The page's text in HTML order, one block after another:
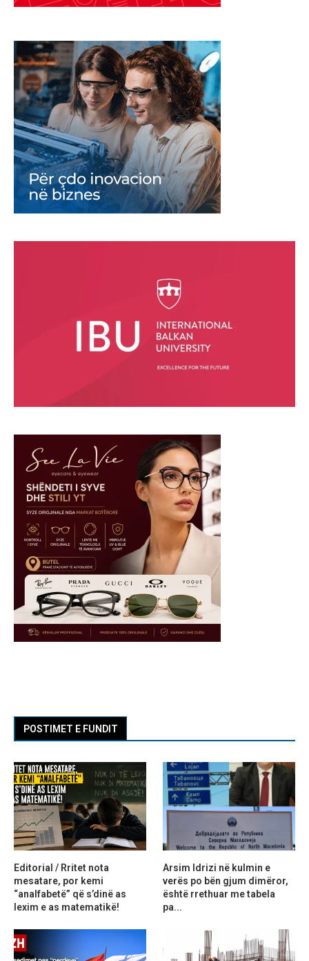
POSTIMET E FUNDIT
Editorial / Rritet nota
mesatare, por kemi
“analfabetë” që s’dinë as
lexim e as matematikë!
Arsim Idrizi në kulmin e
verës po bën gjum dimëror,
është rrethuar me tabela
pa...